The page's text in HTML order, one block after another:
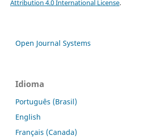
Attribution 4.0 International License.
Open Journal Systems
Idioma
Português (Brasil)
English
Français (Canada)